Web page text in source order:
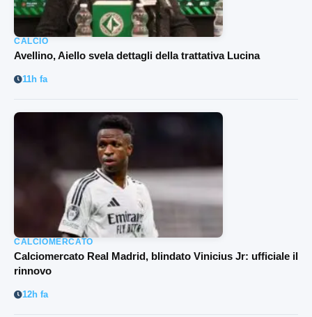
CALCIO
Avellino, Aiello svela dettagli della trattativa Lucina
11h fa
CALCIOMERCATO
Calciomercato Real Madrid, blindato Vinicius Jr: ufficiale il
rinnovo
12h fa